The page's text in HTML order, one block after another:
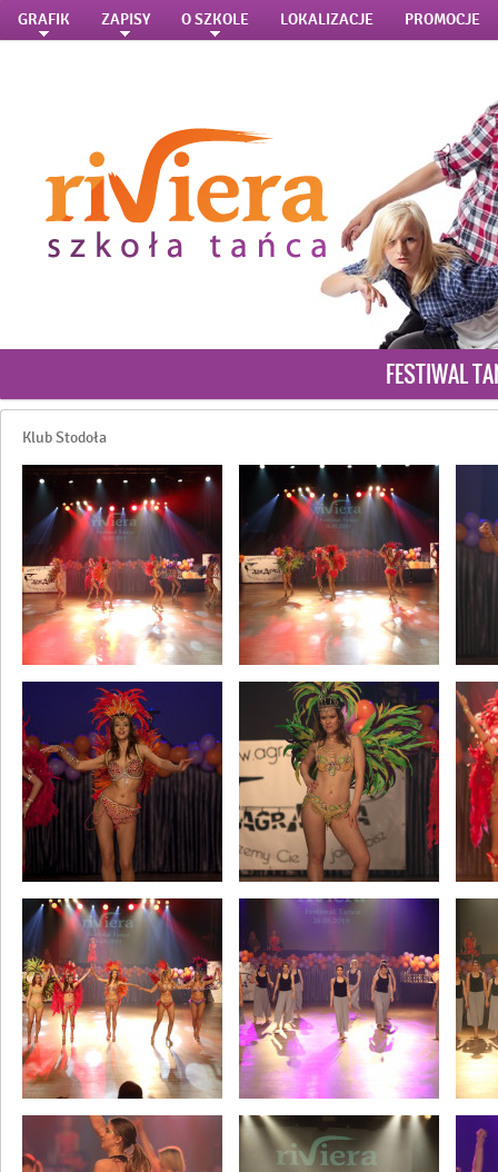
GRAFIK ZAPISY O SZKOLE LOKALIZACJE PROMOCJE
FESTIWAL
Klub Stodoła